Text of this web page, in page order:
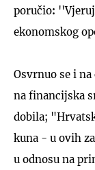
poručio:
ekonomskog
Osvrnuo se i
na financijska
dobila;
kuna - u ovih
u odnosu na